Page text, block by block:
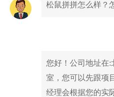
松鼠拼拼怎么样？
您好！公司地址在:
室，您可以先跟项
经理会根据您的实